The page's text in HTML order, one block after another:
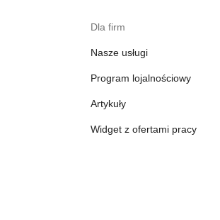
Dla firm
Nasze usługi
Program lojalnościowy
Artykuły
Widget z ofertami pracy